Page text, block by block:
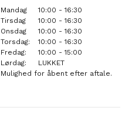
Mandag
10:00 - 16:30
Tirsdag
10:00 - 16:30
Onsdag
10:00 - 16:30
Torsdag:
10:00 - 16:30
Fredag:
10:00 - 15:00
Lørdag:
LUKKET
Mulighed for åbent efter aftale.